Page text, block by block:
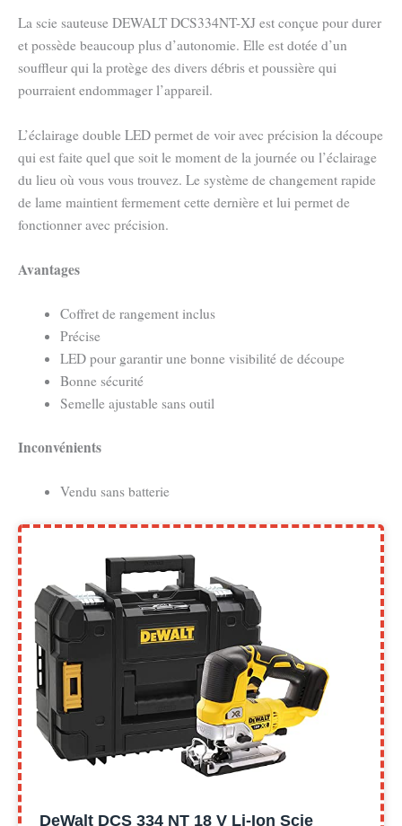
La scie sauteuse DEWALT DCS334NT-XJ est conçue pour durer
et possède beaucoup plus d’autonomie. Elle est dotée d’un
souffleur qui la protège des divers débris et poussière qui
pourraient endommager l’appareil.
L’éclairage double LED permet de voir avec précision la découpe
qui est faite quel que soit le moment de la journée ou l’éclairage
du lieu où vous vous trouvez. Le système de changement rapide
de lame maintient fermement cette dernière et lui permet de
fonctionner avec précision.
Avantages
Coffret de rangement inclus
Précise
LED pour garantir une bonne visibilité de découpe
Bonne sécurité
Semelle ajustable sans outil
Inconvénients
Vendu sans batterie
DeWalt DCS 334 NT 18 V Li-Ion Scie